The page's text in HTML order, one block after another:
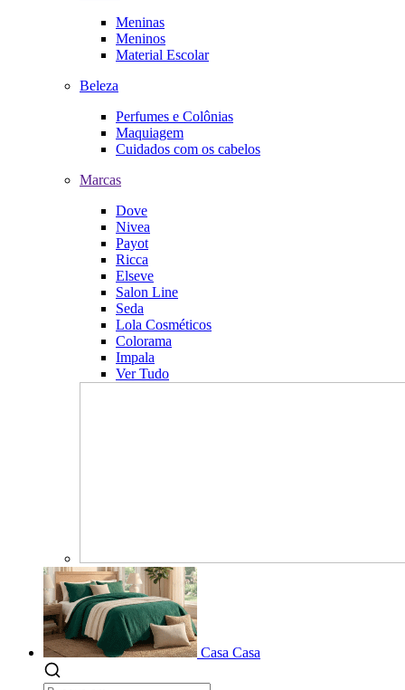
Meninas
Meninos
Material Escolar
Beleza
Perfumes e Colônias
Maquiagem
Cuidados com os cabelos
Marcas
Dove
Nivea
Payot
Ricca
Elseve
Salon Line
Seda
Lola Cosméticos
Colorama
Impala
Ver Tudo
Casa Casa